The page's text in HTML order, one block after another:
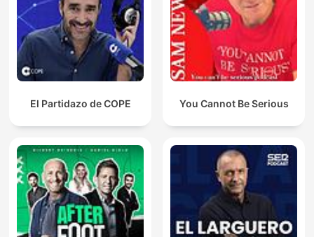
El Partidazo de COPE You Cannot Be Serious